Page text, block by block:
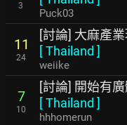
3
Puck03
11
24
[討論] 大麻產
[Thailand ]
weiike
7
10
[討論] 開始有
[Thailand ]
hhhomerun